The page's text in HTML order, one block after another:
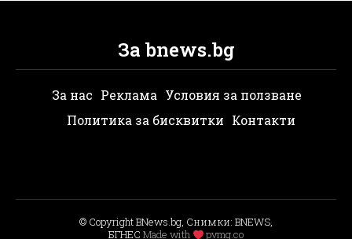
За bnews.bg
За нас Реклама Условия за ползване
Политика за бисквитки Контакти
© Copyright BNews.bg, Снимки: BNEWS,
БГНЕС Мade with pvmg.co